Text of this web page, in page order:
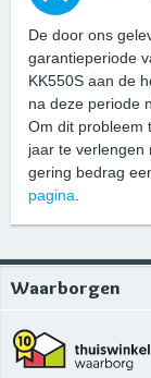
De door ons
garantieperiode
KK550S aan de
na deze periode
Om dit probleem
jaar te verlengen
gering bedrag
pagina
Waarborgen